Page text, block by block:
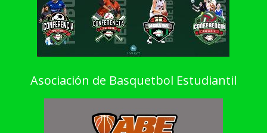
Asociación de Basquetbol Estudiantil